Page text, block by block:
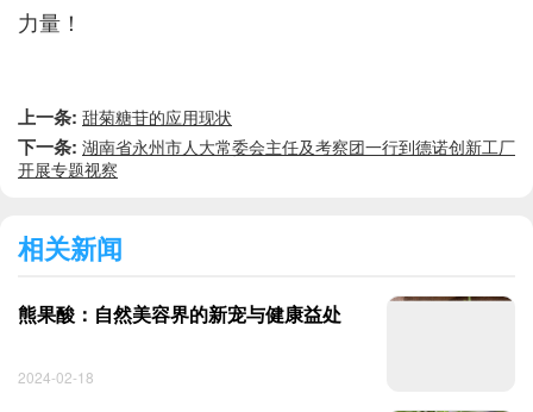
力量！
上一条: 甜菊糖苷的应用现状
下一条: 湖南省永州市人大常委会主任及考察团一行到德诺创新工厂
开展专题视察
相关新闻
熊果酸：自然美容界的新宠与健康益处
2024-02-18